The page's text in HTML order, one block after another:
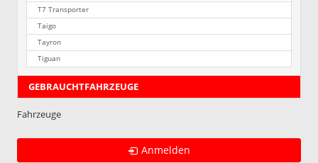
T7 Transporter
Taigo
Tayron
Tiguan
GEBRAUCHTFAHRZEUGE
Fahrzeuge
Anmelden